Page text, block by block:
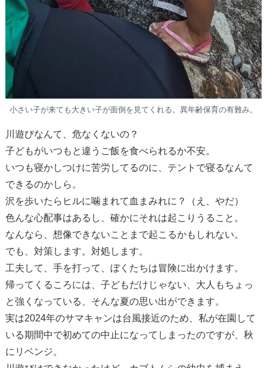
小さい子が来ても大きい子が面倒を見てくれる。異年齢保育の有難み。
川遊びなんて、危なくないの？
子どもがいつもと違うご飯を食べられるか不安。
いつも寝かしつけに苦労してるのに、テントで寝るなんて
できるのかしら。
沢を歩いたらヒルに噛まれて血まみれに？（え、やだ）
色んな心配事はあるし、確かにそれは起こりうること。
なんなら、想像できないことまで起こるかもしれない。
でも、対策します。対処します。
工夫して、手を打って、ぼくたちは冒険に出かけます。
帰ってくるころには、子どもだけじゃない、大人もちょっ
と強くなっている、そんな夏の思い出ができます。
実は2024年のサマキャンは台風接近のため、私が在園して
いる期間中で初めての中止になってしまったのですが、秋
にリベンジ。